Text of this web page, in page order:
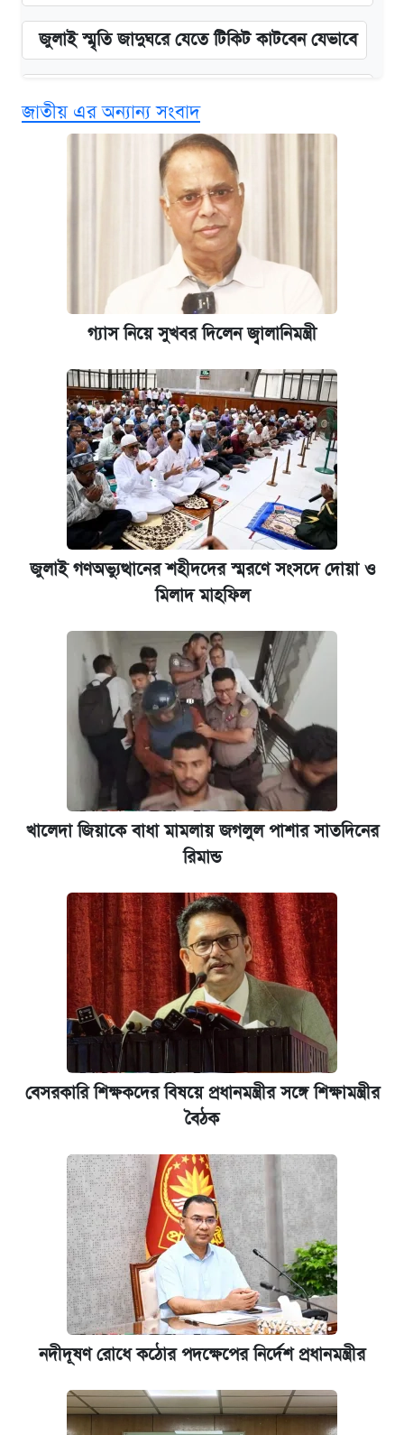
জুলাই স্মৃতি জাদুঘরে যেতে টিকিট কাটবেন যেভাবে
ভাতা
দেশের বাজারে ফের বেড়েছে সোনার দাম
ভাতা-উপবৃত্তির আবেদন শুরু, জেনে নিন পদ্ধতি
‘গুলশানের চামেলি’ তে যৌনকর্মীর দালাল অ্যাডলফ
আজ শুক্রবার রাজধানীর যেসব মার্কেট-দোকানপাট
কবে শুরু হচ্ছে ঢাবির ভর্তি আবেদন, জানাল কর্তৃপক্ষ
যুক্তরাষ্ট্র থেকে আরও ২৩ বাংলাদেশিকে দেশে
ফেরত পাঠানো হলো
ইপিএস প্রকাশ করেছে ঢাকা ব্যাংক
আজকের বাজারে স্বর্ণের দাম (৪ আগস্ট)
কবে হবে মেডিকেল ভর্তি পরীক্ষা, জানা গেল যা
জাতীয় এর অন্যান্য সংবাদ
গ্যাস নিয়ে সুখবর দিলেন জ্বালানিমন্ত্রী
জুলাই গণঅভ্যুত্থানের শহীদদের স্মরণে সংসদে দোয়া ও
মিলাদ মাহফিল
খালেদা জিয়াকে বাধা মামলায় জগলুল পাশার সাতদিনের
রিমান্ড
বেসরকারি শিক্ষকদের বিষয়ে প্রধানমন্ত্রীর সঙ্গে শিক্ষামন্ত্রীর
বৈঠক
নদীদূষণ রোধে কঠোর পদক্ষেপের নির্দেশ প্রধানমন্ত্রীর